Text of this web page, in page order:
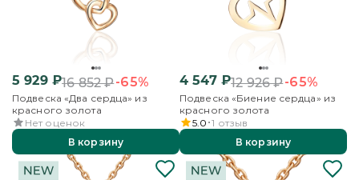
5 929₽16 852₽-65%
Подвеска «Два сердца» из
красного золота
Нет оценок
В корзину
4 547₽12 926₽-65%
Подвеска «Биение сердца» из
красного золота
5.0 1 отзыв
В корзину